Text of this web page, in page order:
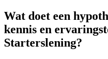
Wat doet een
kennis en
Starterslening?